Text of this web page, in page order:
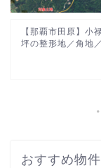
【那覇市田原】小
坪の整形地／角地
おすすめ物件